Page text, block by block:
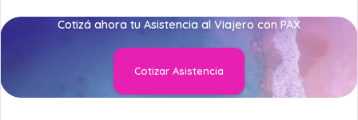
Cotizá ahora tu Asistencia al Viajero con PAX
Cotizar Asistencia